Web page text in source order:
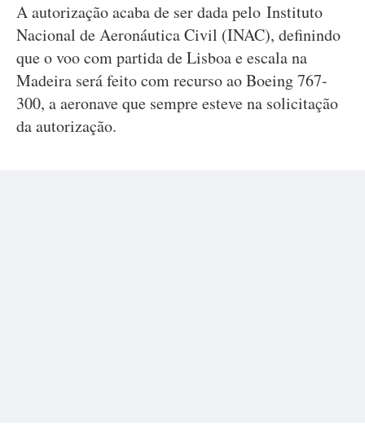
A autorização acaba de ser dada pelo Instituto
Nacional de Aeronáutica Civil (INAC), definindo
que o voo com partida de Lisboa e escala na
Madeira será feito com recurso ao Boeing 767-
300, a aeronave que sempre esteve na solicitação
da autorização.